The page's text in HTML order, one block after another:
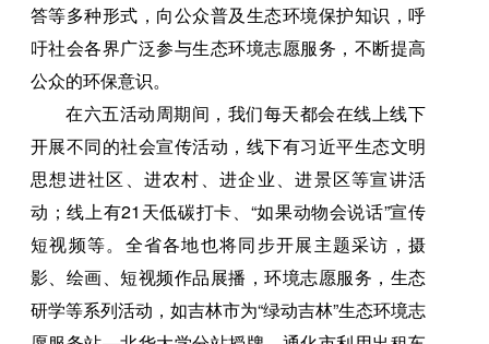
答等多种形式，向公众普及生态环境保护知识，呼
吁社会各界广泛参与生态环境志愿服务，不断提高
公众的环保意识。
在六五活动周期间，我们每天都会在线上线下
开展不同的社会宣传活动，线下有习近平生态文明
思想进社区、进农村、进企业、进景区等宣讲活
动；线上有21天低碳打卡、“如果动物会说话”宣传
短视频等。全省各地也将同步开展主题采访，摄
影、绘画、短视频作品展播，环境志愿服务，生态
研学等系列活动，如吉林市为“绿动吉林”生态环境志